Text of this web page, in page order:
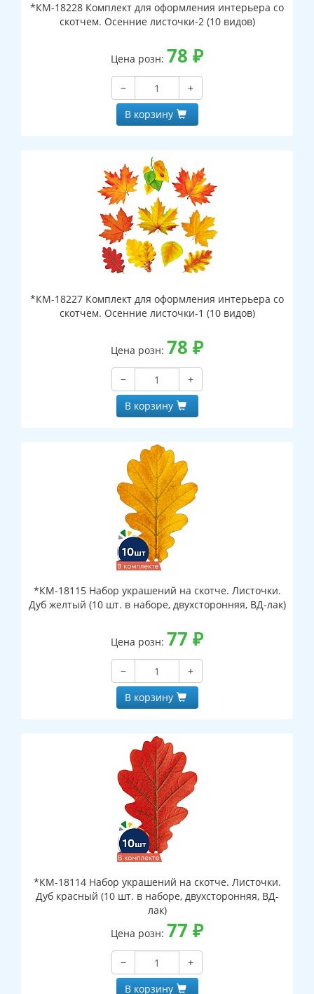
*КМ-18228 Комплект для оформления интерьера со
скотчем. Осенние листочки-2 (10 видов)
Цена розн: 78 ₽
−
+
В корзину
*КМ-18227 Комплект для оформления интерьера со
скотчем. Осенние листочки-1 (10 видов)
Цена розн: 78 ₽
−
+
В корзину
*КМ-18115 Набор украшений на скотче. Листочки.
Дуб желтый (10 шт. в наборе, двухсторонняя, ВД-лак)
Цена розн: 77 ₽
−
+
В корзину
*КМ-18114 Набор украшений на скотче. Листочки.
Дуб красный (10 шт. в наборе, двухсторонняя, ВД-
лак)
Цена розн: 77 ₽
−
+
В корзину